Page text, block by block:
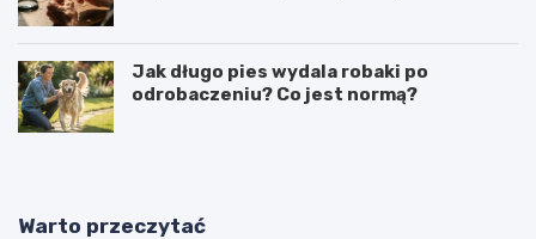
Jak długo pies wydala robaki po
odrobaczeniu? Co jest normą?
Warto przeczytać